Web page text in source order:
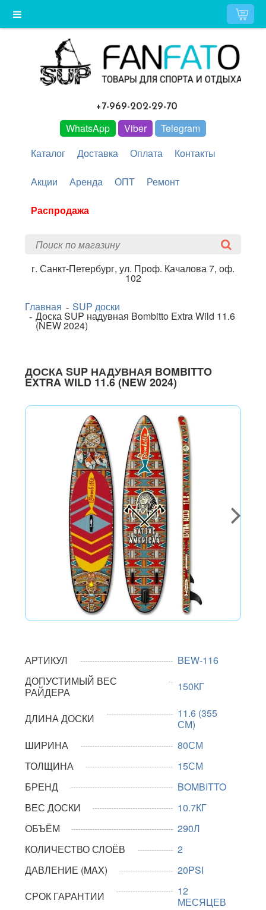
+7-969-202-29-70
WhatsApp Viber
Telegram
Каталог
Доставка Оплата Контакты
Акции Аренда ОПТ Ремонт
Распродажа
г. Санкт-Петербург, ул. Проф. Качалова 7, оф.
102
Главная SUP доски
Доска SUP надувная Bombitto Extra Wild 11.6
(NEW 2024)
ДОСКА SUP НАДУВНАЯ BOMBITTO
EXTRA WILD 11.6 (NEW 2024)
АРТИКУЛ
BEW-116
ДОПУСТИМЫЙ ВЕС
РАЙДЕРА
150КГ
ДЛИНА ДОСКИ
11.6 (355
СМ)
ШИРИНА
80СМ
ТОЛЩИНА
15СМ
БРЕНД
BOMBITTO
ВЕС ДОСКИ
10.7КГ
ОБЪЁМ
290Л
КОЛИЧЕСТВО СЛОЁВ
2
ДАВЛЕНИЕ (MAX)
20PSI
СРОК ГАРАНТИИ
12
МЕСЯЦЕВ